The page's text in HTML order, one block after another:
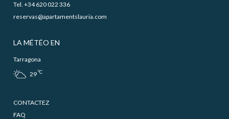
Tel. +34 620 022 336
reservas@apartamentslauria.com
LA MÉTÉO EN
Tarragona
29ºC
CONTACTEZ
FAQ